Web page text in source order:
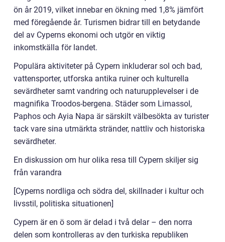
ön år 2019, vilket innebar en ökning med 1,8% jämfört
med föregående år. Turismen bidrar till en betydande
del av Cyperns ekonomi och utgör en viktig
inkomstkälla för landet.
Populära aktiviteter på Cypern inkluderar sol och bad,
vattensporter, utforska antika ruiner och kulturella
sevärdheter samt vandring och naturupplevelser i de
magnifika Troodos-bergena. Städer som Limassol,
Paphos och Ayia Napa är särskilt välbesökta av turister
tack vare sina utmärkta stränder, nattliv och historiska
sevärdheter.
En diskussion om hur olika resa till Cypern skiljer sig
från varandra
[Cyperns nordliga och södra del, skillnader i kultur och
livsstil, politiska situationen]
Cypern är en ö som är delad i två delar – den norra
delen som kontrolleras av den turkiska republiken